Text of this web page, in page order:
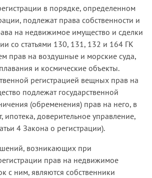
в порядке, определенном
подлежат права собственности и
на недвижимое имущество и сделки
со статьями 130, 131, 132 и 164 ГК
прав на воздушные и морские суда,
и космические объекты.
регистрацией вещных прав на
подлежат государственной
(обременения) прав на него, в
ипотека, доверительное управление,
4 Закона о регистрации).
возникающих при
прав на недвижимое
с ним, являются собственники